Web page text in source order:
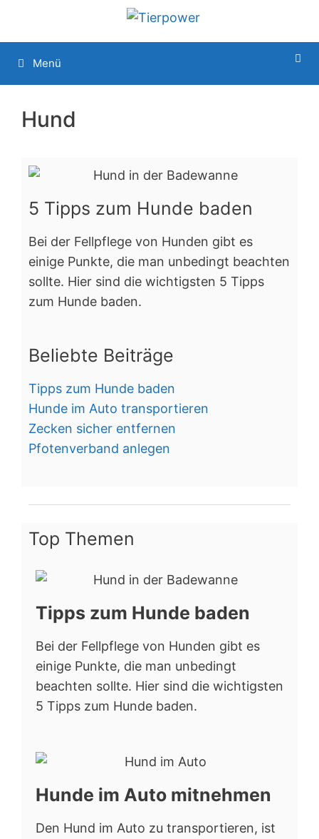
Menü
Hund
5 Tipps zum Hunde baden
Bei der Fellpflege von Hunden gibt es
einige Punkte, die man unbedingt beachten
sollte. Hier sind die wichtigsten 5 Tipps
zum Hunde baden.
Beliebte Beiträge
Tipps zum Hunde baden
Hunde im Auto transportieren
Zecken sicher entfernen
Pfotenverband anlegen
Top Themen
Tipps zum Hunde baden
Bei der Fellpflege von Hunden gibt es
einige Punkte, die man unbedingt
beachten sollte. Hier sind die wichtigsten
5 Tipps zum Hunde baden.
Hunde im Auto mitnehmen
Den Hund im Auto zu transportieren, ist